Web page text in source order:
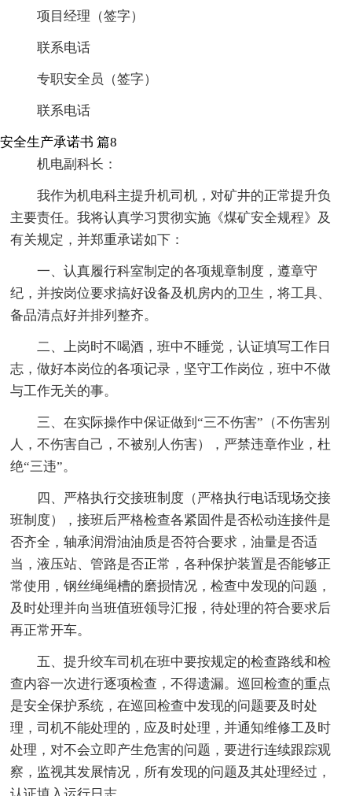
项目经理（签字）
联系电话
专职安全员（签字）
联系电话
安全生产承诺书 篇8
机电副科长：
我作为机电科主提升机司机，对矿井的正常提升负
主要责任。我将认真学习贯彻实施《煤矿安全规程》及
有关规定，并郑重承诺如下：
一、认真履行科室制定的各项规章制度，遵章守
纪，并按岗位要求搞好设备及机房内的卫生，将工具、
备品清点好并排列整齐。
二、上岗时不喝酒，班中不睡觉，认证填写工作日
志，做好本岗位的各项记录，坚守工作岗位，班中不做
与工作无关的事。
三、在实际操作中保证做到“三不伤害”（不伤害别
人，不伤害自己，不被别人伤害），严禁违章作业，杜
绝“三违”。
四、严格执行交接班制度（严格执行电话现场交接
班制度），接班后严格检查各紧固件是否松动连接件是
否齐全，轴承润滑油油质是否符合要求，油量是否适
当，液压站、管路是否正常，各种保护装置是否能够正
常使用，钢丝绳绳槽的磨损情况，检查中发现的问题，
及时处理并向当班值班领导汇报，待处理的符合要求后
再正常开车。
五、提升绞车司机在班中要按规定的检查路线和检
查内容一次进行逐项检查，不得遗漏。巡回检查的重点
是安全保护系统，在巡回检查中发现的问题要及时处
理，司机不能处理的，应及时处理，并通知维修工及时
处理，对不会立即产生危害的问题，要进行连续跟踪观
察，监视其发展情况，所有发现的问题及其处理经过，